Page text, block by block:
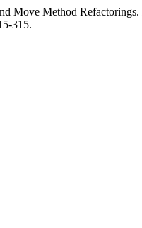
Move Method Refactorings.
315.